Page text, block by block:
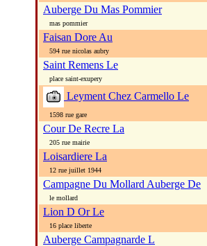
Auberge Du Mas Pommier
mas pommier
Faisan Dore Au
594 rue nicolas aubry
Saint Remens Le
place saint-exupery
Leyment Chez Carmello Le
1598 rue gare
Cour De Recre La
205 rue mairie
Loisardiere La
12 rue juillet 1944
Campagne Du Mollard Auberge De
le mollard
Lion D Or Le
16 place liberte
Auberge Campagnarde L